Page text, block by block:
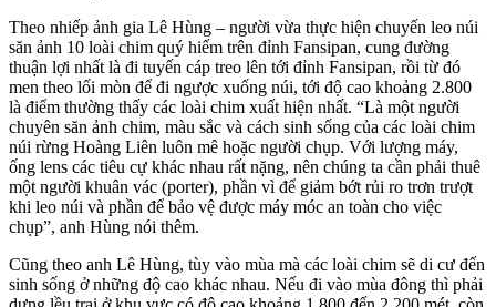
Theo nhiếp ảnh gia Lê Hùng – người vừa thực hiện chuyến leo núi
săn ảnh 10 loài chim quý hiếm trên đỉnh Fansipan, cung đường
thuận lợi nhất là đi tuyến cáp treo lên tới đỉnh Fansipan, rồi từ đó
men theo lối mòn để đi ngược xuống núi, tới độ cao khoảng 2.800
là điểm thường thấy các loài chim xuất hiện nhất. “Là một người
chuyên săn ảnh chim, màu sắc và cách sinh sống của các loài chim
núi rừng Hoàng Liên luôn mê hoặc người chụp. Với lượng máy,
ống lens các tiêu cự khác nhau rất nặng, nên chúng ta cần phải thuê
một người khuân vác (porter), phần vì để giảm bớt rủi ro trơn trượt
khi leo núi và phần để bảo vệ được máy móc an toàn cho việc
chụp”, anh Hùng nói thêm.
Cũng theo anh Lê Hùng, tùy vào mùa mà các loài chim sẽ di cư đến
sinh sống ở những độ cao khác nhau. Nếu đi vào mùa đông thì phải